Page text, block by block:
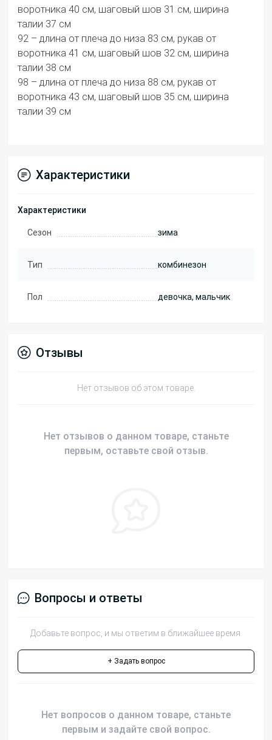
воротника 40 см, шаговый шов 31 см, ширина
талии 37 см
92 – длина от плеча до низа 83 см, рукав от
воротника 41 см, шаговый шов 32 см, ширина
талии 38 см
98 – длина от плеча до низа 88 см, рукав от
воротника 43 см, шаговый шов 35 см, ширина
талии 39 см
Характеристики
Характеристики
Сезон зима
Тип комбинезон
Пол девочка, мальчик
Отзывы
Нет отзывов об этом товаре.
Нет отзывов о данном товаре, станьте
первым, оставьте свой отзыв.
Вопросы и ответы
Добавьте вопрос, и мы ответим в ближайшее время.
+ Задать вопрос
Нет вопросов о данном товаре, станьте
первым и задайте свой вопрос.